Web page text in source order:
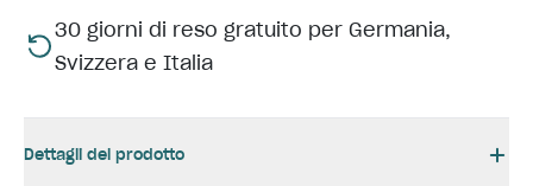
30 giorni di reso gratuito per Germania,
Svizzera e Italia
Dettagli del prodotto